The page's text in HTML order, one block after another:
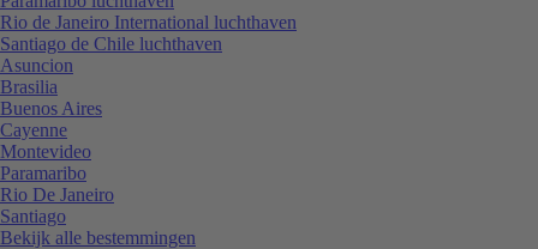
Rio de Janeiro International luchthaven
Santiago de Chile luchthaven
Asuncion
Brasilia
Buenos Aires
Cayenne
Montevideo
Paramaribo
Rio De Janeiro
Santiago
Bekijk alle bestemmingen